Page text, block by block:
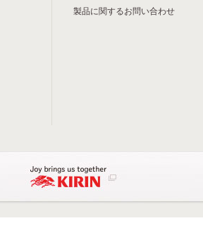
製品に関するお問い合わせ